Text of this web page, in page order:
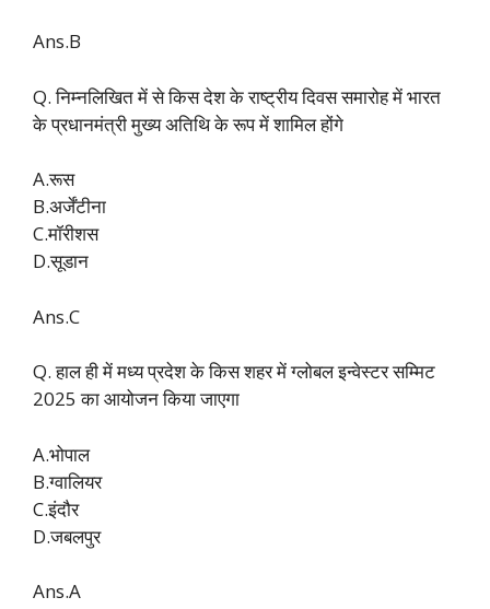
Ans.B
Q. निम्नलिखित में से किस देश के राष्ट्रीय दिवस समारोह में भारत
के प्रधानमंत्री मुख्य अतिथि के रूप में शामिल होंगे
A.रूस
B.अर्जेंटीना
C.मॉरीशस
D.सूडान
Ans.C
Q. हाल ही में मध्य प्रदेश के किस शहर में ग्लोबल इन्वेस्टर सम्मिट
2025 का आयोजन किया जाएगा
A.भोपाल
B.ग्वालियर
C.इंदौर
D.जबलपुर
Ans.A